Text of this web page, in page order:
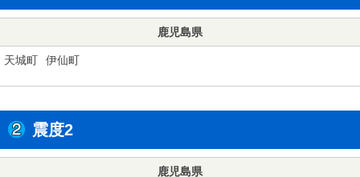
鹿児島県
天城町 伊仙町
震度2
鹿児島県